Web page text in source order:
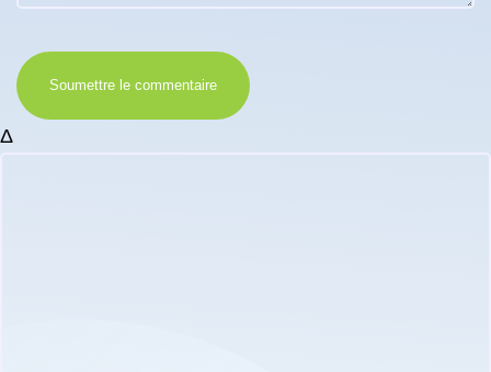
Soumettre le commentaire
Δ